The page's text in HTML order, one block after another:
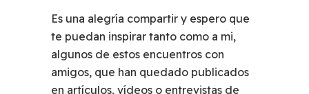
Es una alegría compartir y espero que
te puedan inspirar tanto como a mi,
algunos de estos encuentros con
amigos, que han quedado publicados
en artículos, vídeos o entrevistas de